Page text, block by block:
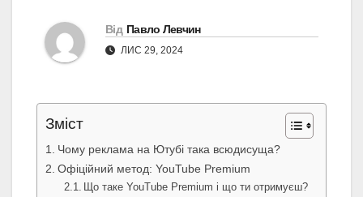
Від Павло Левчин
ЛИС 29, 2024
Зміст
Чому реклама на Ютубі така всюдисуща?
Офіційний метод: YouTube Premium
Що таке YouTube Premium і що ти отримуєш?